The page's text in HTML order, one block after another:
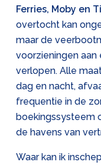
Ferries, Moby en
overtocht kan
maar de
voorzieningen aan
verlopen. Alle
dag en nacht,
frequentie in de
boekingssysteem
de havens van
Waar kan ik